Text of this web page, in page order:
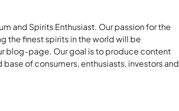
and Spirits Enthusiast. Our passion for the
the finest spirits in the world will be
blog-page. Our goal is to produce content
of consumers, enthusiasts, investors and